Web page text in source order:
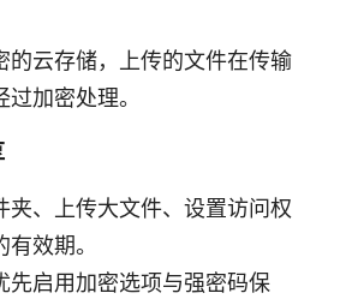
的云存储，上传的文件在传输
加密处理。
夹、上传大文件、设置访问权
效期。
先启用加密选项与强密码保